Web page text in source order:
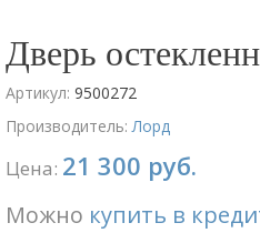
Дверь
Артикул: 9500272
Производитель:Лорд
Цена: 21 300 руб.
Можно купить в